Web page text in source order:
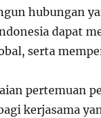
hubungan
dapat
serta
pertemuan
kerjasama